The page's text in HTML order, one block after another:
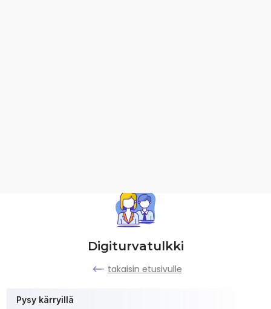
Digiturvatulkki
takaisin etusivulle
Pysy kärryillä